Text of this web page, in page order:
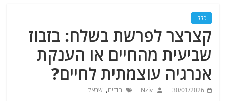
כללי
קצרצר לפרשת בשלח: בזבוז
שביעית מהחיים או הענקת
אנרגיה עוצמתית לחיים?
30/01/2026
Nziv יהודים, ישראל